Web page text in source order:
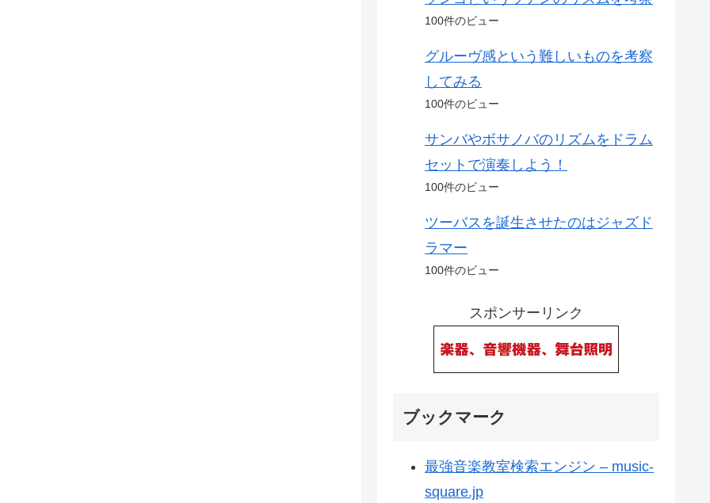
100件のビュー
グルーヴ感という難しいものを考察
してみる
100件のビュー
サンバやボサノバのリズムをドラム
セットで演奏しよう！
100件のビュー
ツーバスを誕生させたのはジャズド
ラマー
100件のビュー
スポンサーリンク
ブックマーク
最強音楽教室検索エンジン – music-
square.jp